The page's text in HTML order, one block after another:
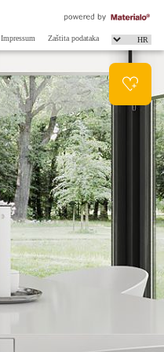
Impressum Zaštita podataka